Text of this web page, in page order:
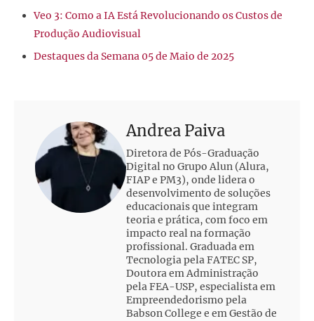
Veo 3: Como a IA Está Revolucionando os Custos de
Produção Audiovisual
Destaques da Semana 05 de Maio de 2025
Andrea Paiva
Diretora de Pós-Graduação
Digital no Grupo Alun (Alura,
FIAP e PM3), onde lidera o
desenvolvimento de soluções
educacionais que integram
teoria e prática, com foco em
impacto real na formação
profissional. Graduada em
Tecnologia pela FATEC SP,
Doutora em Administração
pela FEA-USP, especialista em
Empreendedorismo pela
Babson College e em Gestão de